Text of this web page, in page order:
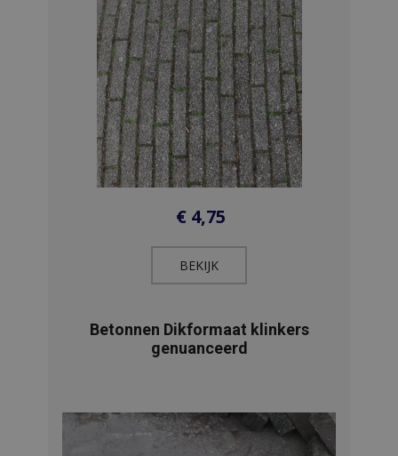
€ 4,75
BEKIJK​
Betonnen Dikformaat klinkers
genuanceerd